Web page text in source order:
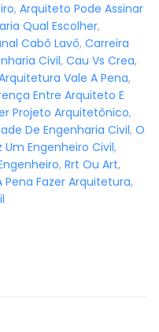
, Arquiteto Pode Assinar
Qual Escolher,
Cabô Lavô, Carreira
Civil, Cau Vs Crea,
Vale A Pena,
Entre Arquiteto E
Projeto Arquitetônico,
De Engenharia Civil, O
Um Engenheiro Civil,
, Rrt Ou Art,
Pena Fazer Arquitetura,